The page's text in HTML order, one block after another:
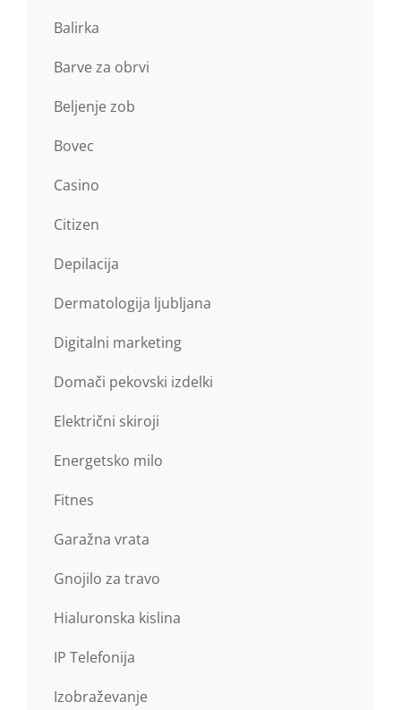
Balirka
Barve za obrvi
Beljenje zob
Bovec
Casino
Citizen
Depilacija
Dermatologija ljubljana
Digitalni marketing
Domači pekovski izdelki
Električni skiroji
Energetsko milo
Fitnes
Garažna vrata
Gnojilo za travo
Hialuronska kislina
IP Telefonija
Izobraževanje